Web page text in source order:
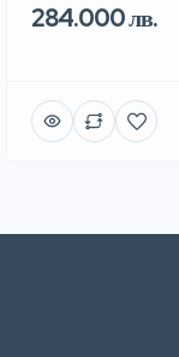
284.000 лв.